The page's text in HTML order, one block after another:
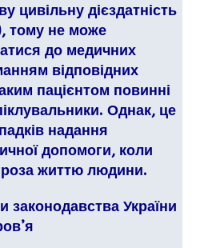
цивільну дієздатність
тому не може
до медичних
відповідних
пацієнтом повинні
Однак, це
надання
допомоги, коли
життю людини.
законодавства України